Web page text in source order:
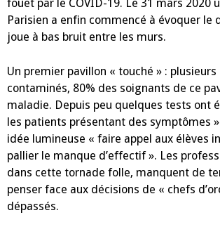
fouet par le COVID-19. Le 31 mars 2020
Parisien a enfin commencé à évoquer le
joue à bas bruit entre les murs.
Un premier pavillon « touché » :
contaminés, 80% des soignants de ce
maladie. Depuis peu quelques tests ont
les patients présentant des symptômes
idée lumineuse « faire appel aux élèves
pallier le manque d’effectif ». Les
dans cette tornade folle, manquent de
penser face aux décisions de « chefs
dépassés.